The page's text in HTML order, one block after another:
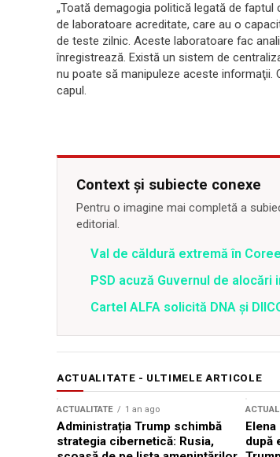
„Toată demagogia politică legată de
de laboratoare acreditate, care au o
de teste zilnic. Aceste laboratoare fac
înregistrează. Există un sistem de
nu poate să manipuleze aceste informaţii.
capul.
Context și subiecte conexe
Pentru o imagine mai completă a
editorial.
Val de căldură extremă în
PSD acuză Guvernul de
Cartel ALFA solicită DNA și
ACTUALITATE - ULTIMELE ARTICOLE
ACTUALITATE 1 an ago
Administrația Trump schimbă
strategia cibernetică: Rusia,
după